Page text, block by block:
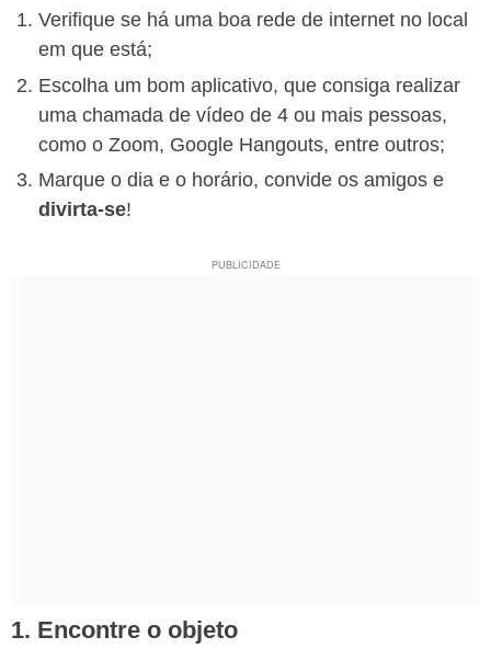
Verifique se há uma boa rede de internet no local
em que está;
Escolha um bom aplicativo, que consiga realizar
uma chamada de vídeo de 4 ou mais pessoas,
como o Zoom, Google Hangouts, entre outros;
Marque o dia e o horário, convide os amigos e
divirta-se!
1. Encontre o objeto